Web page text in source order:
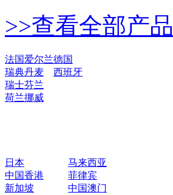
>>查看全部产品
法国爱尔兰德国
瑞典丹麦
西班牙
瑞士芬兰
荷兰挪威
日本
马来西亚
中国香港
菲律宾
新加坡
中国澳门